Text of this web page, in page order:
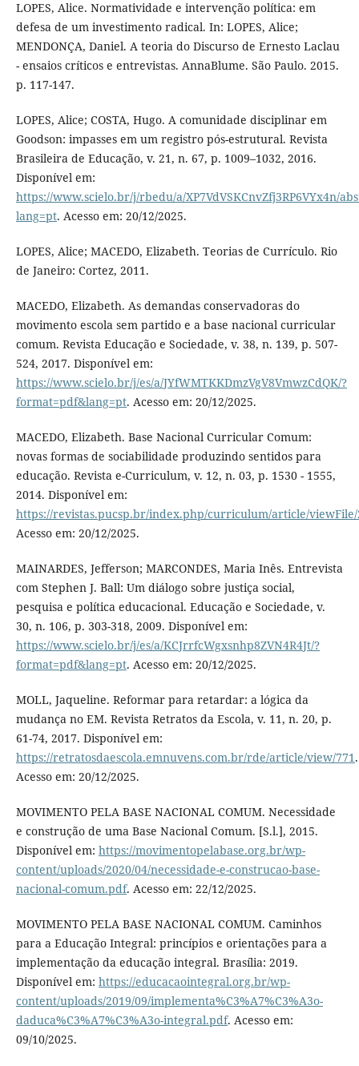
LOPES, Alice. Normatividade e intervenção política: em
defesa de um investimento radical. In: LOPES, Alice;
MENDONÇA, Daniel. A teoria do Discurso de Ernesto Laclau
- ensaios críticos e entrevistas. AnnaBlume. São Paulo. 2015.
p. 117-147.
LOPES, Alice; COSTA, Hugo. A comunidade disciplinar em
Goodson: impasses em um registro pós-estrutural. Revista
Brasileira de Educação, v. 21, n. 67, p. 1009–1032, 2016.
Disponível em:
https://www.scielo.br/j/rbedu/a/XP7VdVSKCnvZfj3RP6VYx4n/
lang=pt. Acesso em: 20/12/2025.
LOPES, Alice; MACEDO, Elizabeth. Teorias de Currículo. Rio
de Janeiro: Cortez, 2011.
MACEDO, Elizabeth. As demandas conservadoras do
movimento escola sem partido e a base nacional curricular
comum. Revista Educação e Sociedade, v. 38, n. 139, p. 507-
524, 2017. Disponível em:
https://www.scielo.br/j/es/a/JYfWMTKKDmzVgV8VmwzCdQK/?
format=pdf&lang=pt. Acesso em: 20/12/2025.
MACEDO, Elizabeth. Base Nacional Curricular Comum:
novas formas de sociabilidade produzindo sentidos para
educação. Revista e-Curriculum, v. 12, n. 03, p. 1530 - 1555,
2014. Disponível em:
https://revistas.pucsp.br/index.php/curriculum/article/viewFile/
Acesso em: 20/12/2025.
MAINARDES, Jefferson; MARCONDES, Maria Inês. Entrevista
com Stephen J. Ball: Um diálogo sobre justiça social,
pesquisa e política educacional. Educação e Sociedade, v.
30, n. 106, p. 303-318, 2009. Disponível em:
https://www.scielo.br/j/es/a/KCJrrfcWgxsnhp8ZVN4R4Jt/?
format=pdf&lang=pt. Acesso em: 20/12/2025.
MOLL, Jaqueline. Reformar para retardar: a lógica da
mudança no EM. Revista Retratos da Escola, v. 11, n. 20, p.
61-74, 2017. Disponível em:
https://retratosdaescola.emnuvens.com.br/rde/article/view/771.
Acesso em: 20/12/2025.
MOVIMENTO PELA BASE NACIONAL COMUM. Necessidade
e construção de uma Base Nacional Comum. [S.l.], 2015.
Disponível em: https://movimentopelabase.org.br/wp-
content/uploads/2020/04/necessidade-e-construcao-base-
nacional-comum.pdf. Acesso em: 22/12/2025.
MOVIMENTO PELA BASE NACIONAL COMUM. Caminhos
para a Educação Integral: princípios e orientações para a
implementação da educação integral. Brasília: 2019.
Disponível em: https://educacaointegral.org.br/wp-
content/uploads/2019/09/implementa%C3%A7%C3%A3o-
daduca%C3%A7%C3%A3o-integral.pdf. Acesso em:
09/10/2025.